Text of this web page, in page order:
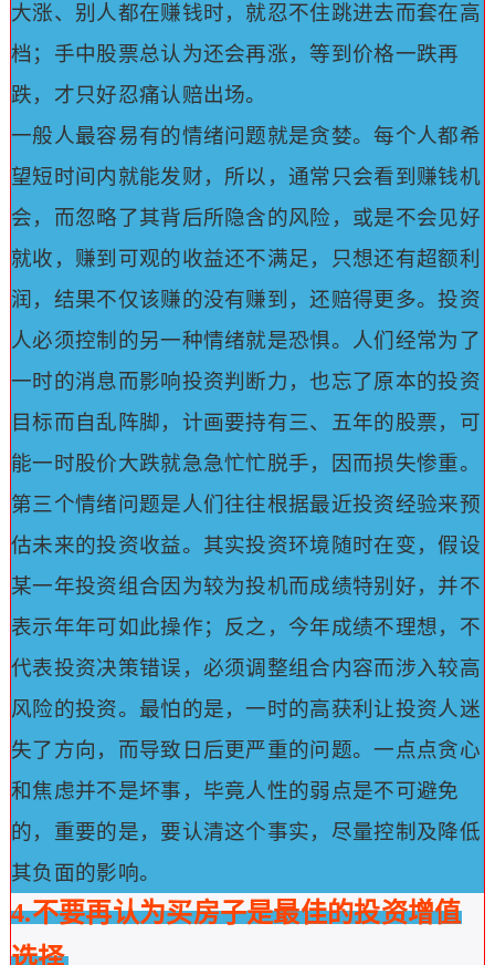
大涨、别人都在赚钱时，就忍不住跳进去而套在高
档；手中股票总认为还会再涨，等到价格一跌再
跌，才只好忍痛认赔出场。
一般人最容易有的情绪问题就是贪婪。每个人都希
望短时间内就能发财，所以，通常只会看到赚钱机
会，而忽略了其背后所隐含的风险，或是不会见好
就收，赚到可观的收益还不满足，只想还有超额利
润，结果不仅该赚的没有赚到，还赔得更多。投资
人必须控制的另一种情绪就是恐惧。 人们经常为了
一时的消息而影响投资判断力，也忘了原本的投资
目标而自乱阵脚，计画要持有三、五年的股票，可
能一时股价大跌就急急忙忙脱手，因而损失惨重。
第三个情绪问题是人们往往根据最近投资经验来预
估未来的投资收益。 其实投资环境随时在变，假设
某一年投资组合因为较为投机而成绩特别好，并不
表示年年可如此操作；反之，今年成绩不理想，不
代表投资决策错误，必须调整组合内容而涉入较高
风险的投资。 最怕的是，一时的高获利让投资人迷
失了方向，而导致日后更严重的问题。一点点贪心
和焦虑并不是坏事，毕竟人性的弱点是不可避免
的，重要的是，要认清这个事实，尽量控制及降低
其负面的影响。
4.不要再认为买房子是最佳的投资增值
选择